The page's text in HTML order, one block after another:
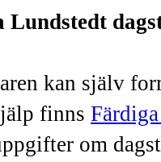
Lundstedt
kan själv
finns
om